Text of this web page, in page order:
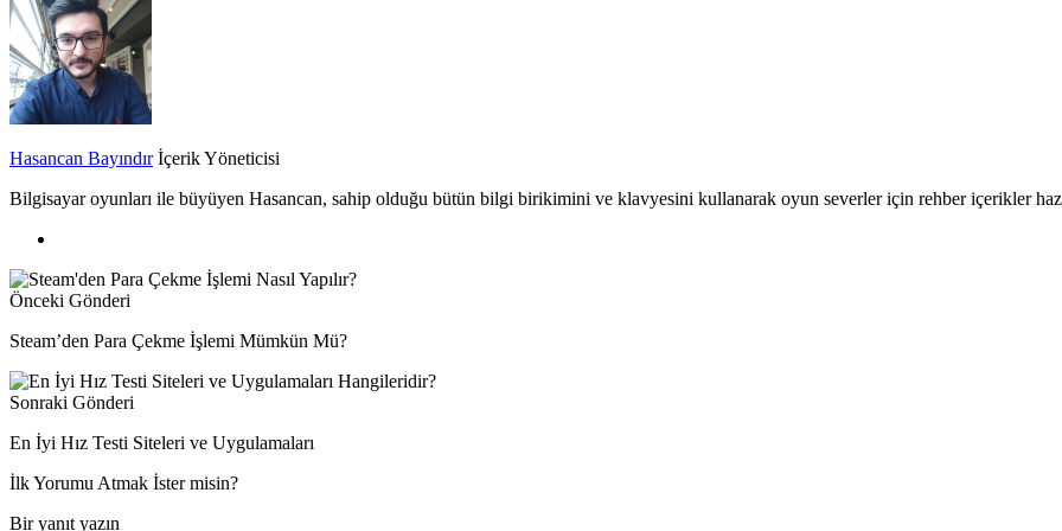
Hasancan Bayındır İçerik Yöneticisi
Bilgisayar oyunları ile büyüyen Hasancan, sahip olduğu bütün bilgi birikimini ve klavyesini kullanarak oyun severler için rehber içerikler
Önceki Gönderi
Steam’den Para Çekme İşlemi Mümkün Mü?
Sonraki Gönderi
En İyi Hız Testi Siteleri ve Uygulamaları
İlk Yorumu Atmak İster misin?
Bir yanıt yazın